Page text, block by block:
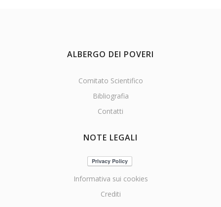
ALBERGO DEI POVERI
Comitato Scientifico
Bibliografia
Contatti
NOTE LEGALI
Informativa sui cookies
Crediti